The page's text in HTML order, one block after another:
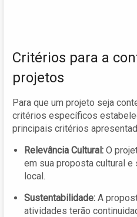
Critérios para a
projetos
Para que um projeto seja
critérios específicos
principais critérios
Relevância Cultural: O
em sua proposta cultural e
local.
Sustentabilidade: A
atividades terão